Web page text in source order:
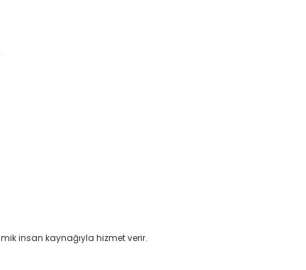
insan kaynağıyla hizmet verir.